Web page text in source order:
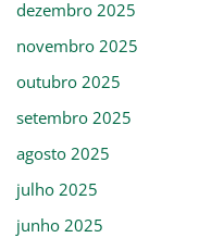
dezembro 2025
novembro 2025
outubro 2025
setembro 2025
agosto 2025
julho 2025
junho 2025